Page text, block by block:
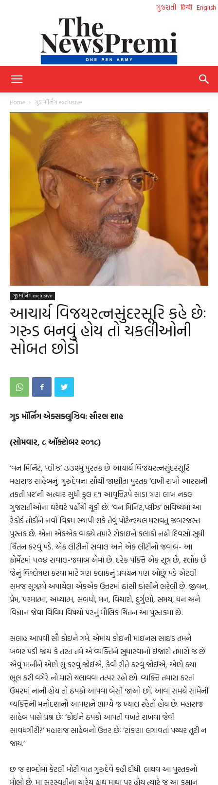
ગુજરાતી हिन्दी English
Gujarati
Home ગુડ મૉર્નિંગ exclusive
ગુડ મૉર્નિંગ exclusive
આચાર્ય વિજયરત્નસુંદરસૂરિ કહે છેઃ
ગરુડ બનવું હોય તો ચકલીઓની
સોબત છોડો
ગુડ મૉર્નિંગ એક્સક્લુઝિવ: સૌરભ શાહ
(સોમવાર, ૮ ઑક્ટોબર ૨૦૧૮)
‘વન મિનિટ, પ્લીઝ’ ૩૩૨મું પુસ્તક છે આચાર્ય વિજયરત્નસુંદરસૂરિ
મહારાજ સાહેબનું. ગુરુદેવના સૌથી જાણીતા પુસ્તક ‘લખી રાખો આરસની
તકતી પર’ની અત્યાર સુધી કુલ ૬૧ આવૃત્તિરૂપે સાડા ત્રણ લાખ નકલ
ગુજરાતીઓના ઘરેઘરે પહોંચી ચૂકી છે. ‘વન મિનિટ,પ્લીઝ’ ભવિષ્યમાં આ
રેકોર્ડ તોડીને નવો વિક્રમ સ્થાપી શકે તેવું પોટેન્શ્યલ ધરાવતું જબરજસ્ત
પુસ્તક છે. એના એકએક વાક્યે તમારે રોકાઇને કલાકો નહીં દિવસો સુધી
ચિંતન કરવું પડે. એક લીટીનો સવાલ અને એક લીટીનો જવાબ- આ
ફોર્મેટમાં ૫૦૪ સવાલ-જવાબ એમાં છે. દરેક પંક્તિ એક સૂત્ર છે, શ્લોક છે
જેનું વિષ્લેષણ કરવા માટે ત્રણ કલાકનું પ્રવચન પણ ઓછું પડે એટલી
સમજ સૂત્રરૂપે અપાયેલા એકએક ઉત્તરમાં ઠાંસી ઠાંસીને ભરેલી છે. જીવન,
પ્રેમ, પરમાત્મા, અધ્યાત્મ, સંબંધો, મન, વિચારો, દુર્ગુણો, સમય, ધન અને
વિજ્ઞાન જેવા વિવિધ વિષયો પરનું મૌલિક ચિંતન આ પુસ્તકમાં છે.
સલાહ આપવી સૌ કોઇને ગમે. એમાંય કોઇની માઇનસ સાઇડ તમને
ખબર પડી જાય કે તરત તમે એ વ્યક્તિને સુધારવાનો ઈજારો તમારો જ છે
એવું માનીને એણે શું કરવું જોઈએ, કેવી રીતે કરવું જોઈએ, એણે ક્યાં
ભૂલ કરી વગેરે નો મારો ચલાવવા તત્પર રહો છો. વ્યક્તિ તમારા કરતાં
ઉંમરમાં નાની હોય તો ઠપકો આપવા બેસી જાઓ છો. આવા સમયે સામેની
વ્યક્તિની મનોદશાનો આપણને ભાગ્યે જ ખ્યાલ રહેતો હોય છે. મહારાજ
સાહેબ પાસે પ્રશ્ન છેઃ ‘કોઈને ઠપકો આપતી વખતે રાખવા જેવી
સાવધગીરી?’ મહારાજ સાહેબનો ઉત્તર છેઃ ‘ટાંકણા લગાવતાં પથ્થર તૂટી ન
જાય.’
છ જ શબ્દોમાં કેટલી મોટી વાત ગુરુદેવે કહી દીધી. લાઘવ આ પુસ્તકનો
મોભો છે. મા સરસ્વતીના ચારેય હાથ માથા પર હોય ત્યારે જ આ કક્ષાનું